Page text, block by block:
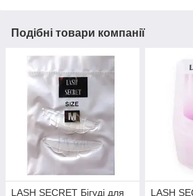
Подібні товари компанії
LASH SECRET Бігуді для
LASH